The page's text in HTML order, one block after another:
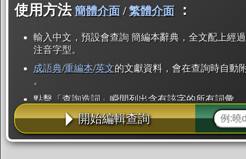
使用方法 簡體介面/繁體介面 ：
輸入中文，預設會查詢 簡編本辭典，全文配上經
注音字型。
成語典/重編本/英文的文獻資料，會在查詢時自動
。
點擊「查詢造詞」瞬間列出含有該字的所有詞彙。
點「部首」瞬間列出所有「同部首字」。也支援
辭典解釋的全文都經過自動斷詞，點擊便可瞬間
用手動重複輸入。
開始編輯查詢